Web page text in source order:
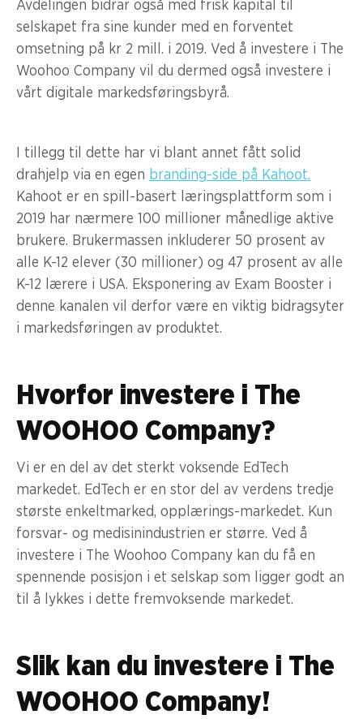
Avdelingen bidrar også med frisk kapital til
selskapet fra sine kunder med en forventet
omsetning på kr 2 mill. i 2019. Ved å investere i The
Woohoo Company vil du dermed også investere i
vårt digitale markedsføringsbyrå.
I tillegg til dette har vi blant annet fått solid
drahjelp via en egen branding-side på Kahoot.
Kahoot er en spill-basert læringsplattform som i
2019 har nærmere 100 millioner månedlige aktive
brukere. Brukermassen inkluderer 50 prosent av
alle K-12 elever (30 millioner) og 47 prosent av alle
K-12 lærere i USA. Eksponering av Exam Booster i
denne kanalen vil derfor være en viktig bidragsyter
i markedsføringen av produktet.
Hvorfor investere i The
WOOHOO Company?
Vi er en del av det sterkt voksende EdTech
markedet. EdTech er en stor del av verdens tredje
største enkeltmarked, opplærings-markedet. Kun
forsvar- og medisinindustrien er større. Ved å
investere i The Woohoo Company kan du få en
spennende posisjon i et selskap som ligger godt an
til å lykkes i dette fremvoksende markedet.
Slik kan du investere i The
WOOHOO Company!